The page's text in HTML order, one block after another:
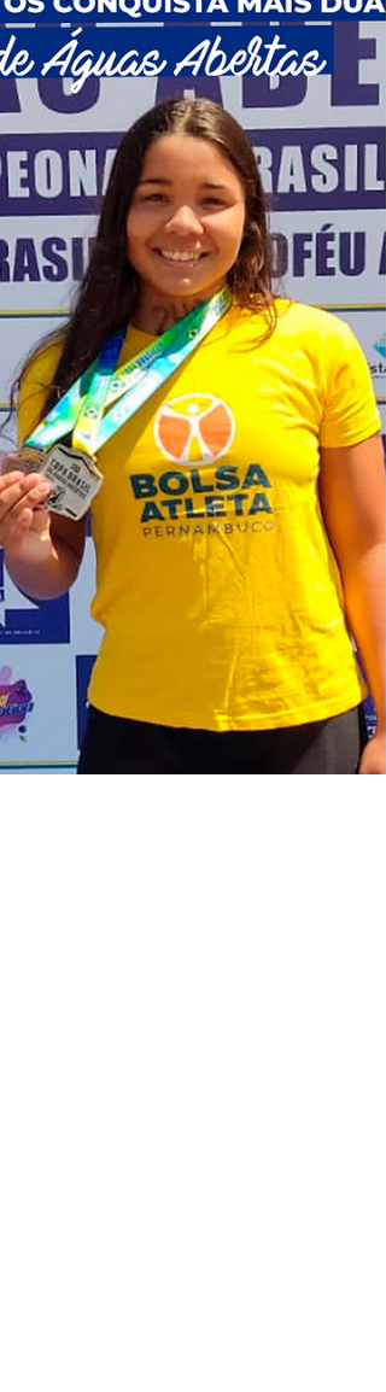
como: alface, manjericão, tomate cereja,...